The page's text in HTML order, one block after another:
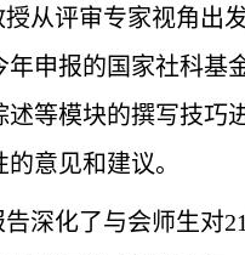
授从评审专家视角出
申报的国家社科基
等模块的撰写技巧
意见和建议。
深化了与会师生对21